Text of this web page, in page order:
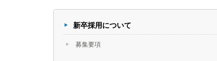
新卒採用について
募集要項